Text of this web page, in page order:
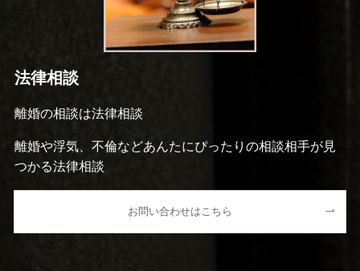
法律相談
離婚の相談は法律相談
離婚や浮気、不倫などあんたにぴったりの相談相手が見
つかる法律相談
お問い合わせはこちら